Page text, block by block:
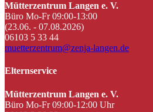
Mütterzentrum Langen e. V.
Büro Mo-Fr 09:00-13:00
(23.06. - 07.08.2026)
06103 5 33 44
muetterzentrum@zenja-langen.de
Elternservice
Mütterzentrum Langen e. V.
Büro Mo-Fr 09:00-12:00 Uhr